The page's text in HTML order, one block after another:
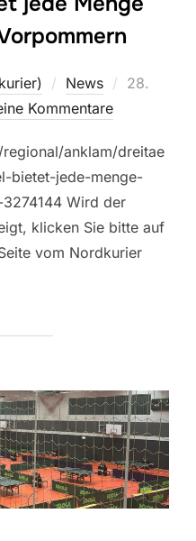
News
28.
Kommentare
anklam/dreitae
bietet-jede-menge-
Wird der
klicken Sie bitte auf
vom Nordkurier